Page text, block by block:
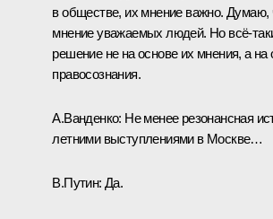
в обществе, их мнение важно. Думаю,
мнение уважаемых людей. Но всё-
решение не на основе их мнения, а на
правосознания.
А.Ванденко: Не менее резонансная
летними выступлениями в Москве…
В.Путин: Да.